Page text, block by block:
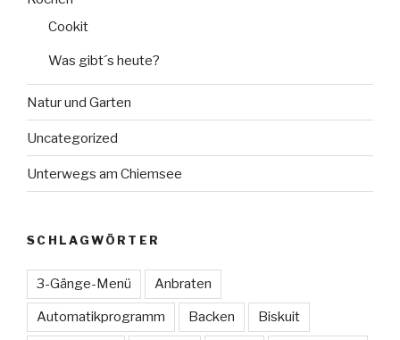
Cookit
Was gibt´s heute?
Natur und Garten
Uncategorized
Unterwegs am Chiemsee
SCHLAGWÖRTER
3-Gänge-Menü Anbraten
Automatikprogramm Backen Biskuit